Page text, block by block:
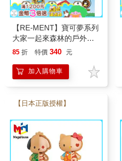
【RE-MENT】寶可夢系列
大家一起來森林的戶外運
動場(單入/隨機)
85 折 特價 340 元
加入購物車
【日本正版授權】